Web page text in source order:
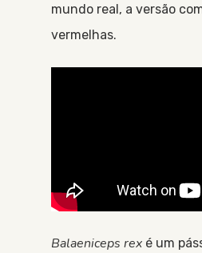
mundo real, a versão
vermelhas.
Balaeniceps rex é um